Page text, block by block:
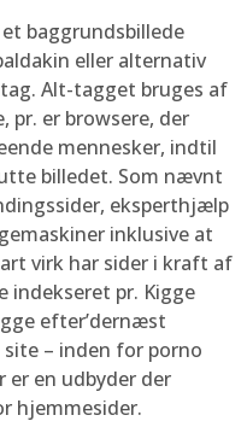
baggrundsbillede
eller alternativ
Alt-tagget bruges af
er browsere, der
mennesker, indtil
billedet. Som nævnt
eksperthjælp
inklusive at
virk har sider i kraft af
indekseret pr. Kigge
efter’dernæst
– inden for porno
er en udbyder der
hjemmesider.